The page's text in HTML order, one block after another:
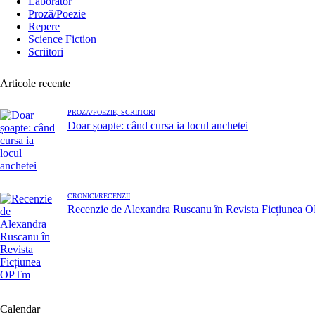
Proză/Poezie
Repere
Science Fiction
Scriitori
Articole recente
PROZĂ/POEZIE, SCRIITORI
Doar șoapte: când cursa ia locul anchetei
CRONICI/RECENZII
Recenzie de Alexandra Ruscanu în Revista Ficțiunea
Calendar